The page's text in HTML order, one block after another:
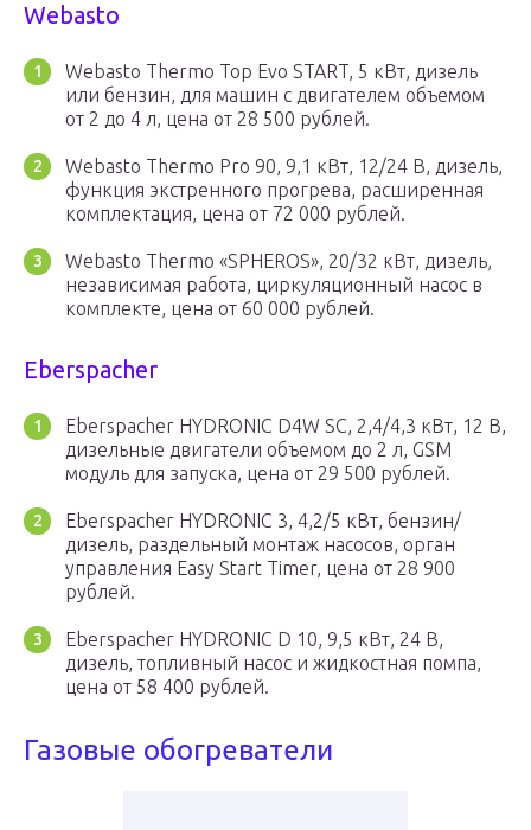
Webasto
Webasto Thermo Top Evo START, 5 кВт, дизель
или бензин, для машин с двигателем объемом
от 2 до 4 л, цена от 28 500 рублей.
Webasto Thermo Pro 90, 9,1 кВт, 12/24 В, дизель,
функция экстренного прогрева, расширенная
комплектация, цена от 72 000 рублей.
Webasto Thermo «SPHEROS», 20/32 кВт, дизель,
независимая работа, циркуляционный насос в
комплекте, цена от 60 000 рублей.
Eberspacher
Eberspacher HYDRONIC D4W SC, 2,4/4,3 кВт, 12 В,
дизельные двигатели объемом до 2 л, GSM
модуль для запуска, цена от 29 500 рублей.
Eberspacher HYDRONIC 3, 4,2/5 кВт, бензин/
дизель, раздельный монтаж насосов, орган
управления Easy Start Timer, цена от 28 900
рублей.
Eberspacher HYDRONIC D 10, 9,5 кВт, 24 В,
дизель, топливный насос и жидкостная помпа,
цена от 58 400 рублей.
Газовые обогреватели